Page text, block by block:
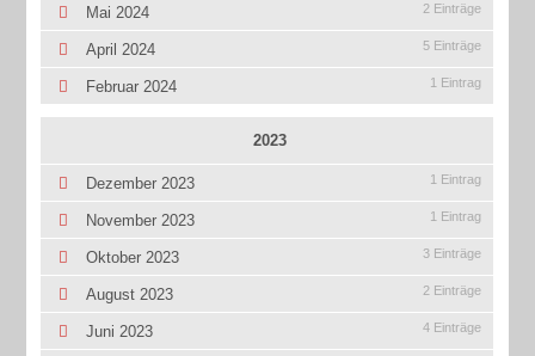
Mai 2024 2 Einträge
April 2024 5 Einträge
Februar 2024 1 Eintrag
2023
Dezember 2023 1 Eintrag
November 2023 1 Eintrag
Oktober 2023 3 Einträge
August 2023 2 Einträge
Juni 2023 4 Einträge